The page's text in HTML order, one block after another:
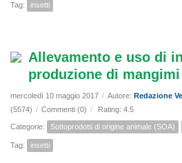
Tag: insetti
Allevamento e uso di
produzione di mangimi
mercoledì 10 maggio 2017 / Autore: Redazione
(5574) / Commenti (0) / Rating: 4.5
Categorie: Sottoprodotti di origine animale (SOA)
Tag: insetti